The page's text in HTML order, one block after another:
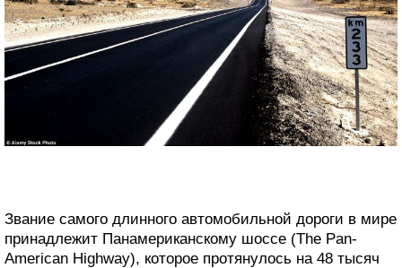
Звание самого длинного автомобильной дороги в мире
принадлежит Панамериканскому шоссе (The Pan-
American Highway), которое протянулось на 48 тысяч